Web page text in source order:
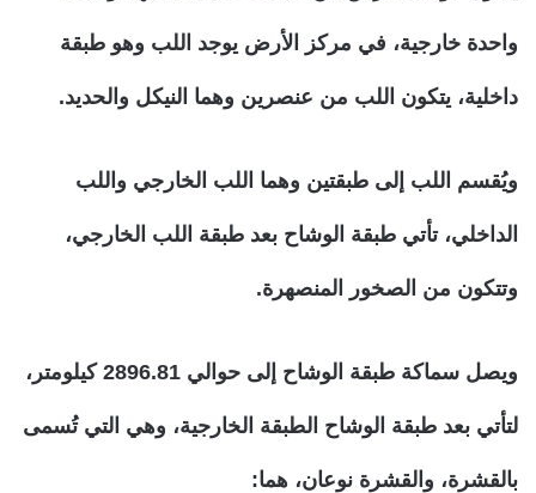
واحدة خارجية، في مركز الأرض يوجد اللب وهو طبقة
داخلية، يتكون اللب من عنصرين وهما النيكل والحديد.
ويُقسم اللب إلى طبقتين وهما اللب الخارجي واللب
الداخلي، تأتي طبقة الوشاح بعد طبقة اللب الخارجي،
وتتكون من الصخور المنصهرة.
ويصل سماكة طبقة الوشاح إلى حوالي 2896.81 كيلومتر،
لتأتي بعد طبقة الوشاح الطبقة الخارجية، وهي التي تُسمى
بالقشرة، والقشرة نوعان، هما: